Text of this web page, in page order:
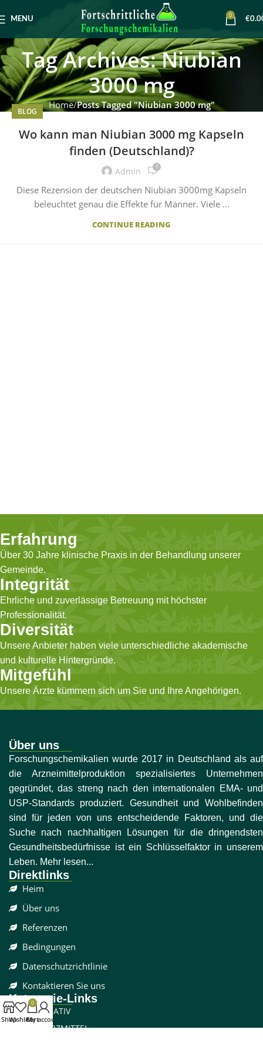
MENU
0
€
Tag Archives: Niubian
3000 mg
Home Posts Tagged "Niubian 3000 mg"
BLOG
Wo kann man Niubian 3000 mg Kapseln
finden (Deutschland)?
Admin 0
Diese Rezension der deutschen Niubian 3000mg Kapseln
beleuchtet genau die Effekte für Männer. Viele ...
CONTINUE READING
Erfahrung
Über 30 Jahre klinische Praxis in der Behandlung unserer
Gemeinde.
Integrität
Ehrliche und zuverlässige Betreuung mit höchster
Professionalität.
Diversität
Unsere Anbieter haben viele unterschiedliche akademische
und kulturelle Hintergründe.
Mitgefühl
Unsere Ärzte kümmern sich um Sie und Ihre Angehörigen.
Über uns
Forschungschemikalien wurde 2017 in Deutschland als auf
die Arzneimittelproduktion spezialisiertes Unternehmen
gegründet, das streng nach den internationalen EMA- und
USP-Standards produziert. Gesundheit und Wohlbefinden
sind für jeden von uns entscheidende Faktoren, und die
Suche nach nachhaltigen Lösungen für die dringendsten
Gesundheitsbedürfnisse ist ein Schlüsselfaktor in unserem
Leben. Mehr lesen...
Direktlinks
Heim
Über uns
Referenzen
Bedingungen
Datenschutzrichtlinie
Kontaktieren Sie uns
Kategorie-Links
DISSOZIATIV
SCHMERZMITTEL
ShopWishlist
0
Cart
My account